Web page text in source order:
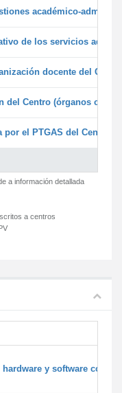
académico-
de los servicios
docente del
del Centro (órganos
por el PTGAS del Centro
a información detallada
a centros
y software